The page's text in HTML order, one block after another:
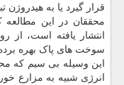
قرار گیرد یا به هیدروژن
انتشار یافته است، از
سوخت های پاک بهره برده
این وسیله بی سیم که
انرژی شبیه به مزارع